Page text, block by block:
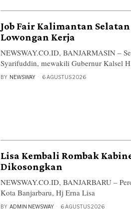
Job Fair Kalimantan
Lowongan Kerja
NEWSWAY.CO.ID, BANJARMASIN –
Syarifuddin, mewakili Gubernur Kalsel
BY NEWSWAY 6 AGUSTUS 2026
Lisa Kembali Rombak
Dikosongkan
NEWSWAY.CO.ID, BANJARBARU –
Kota Banjarbaru, Hj Erna Lisa
BY ADMIN NEWSWAY 6 AGUSTUS 2026